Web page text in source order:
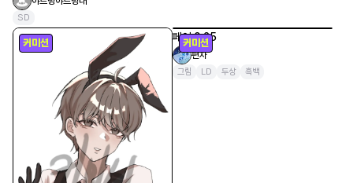
🥸뚱쭝 스디 커미션
야르렁야르렁대
(샘플가 0.2) 젤리 인장 커미션✌️
원쥬율
인장 SD 채색 두상